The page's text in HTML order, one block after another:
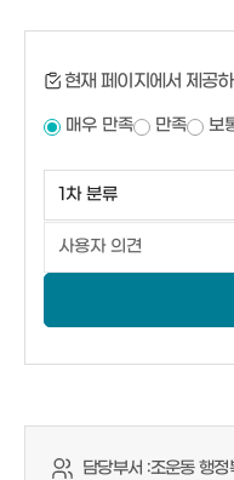
현재 페이지에서 제공
매우 만족 만족 보
담당부서 :조운동 행정